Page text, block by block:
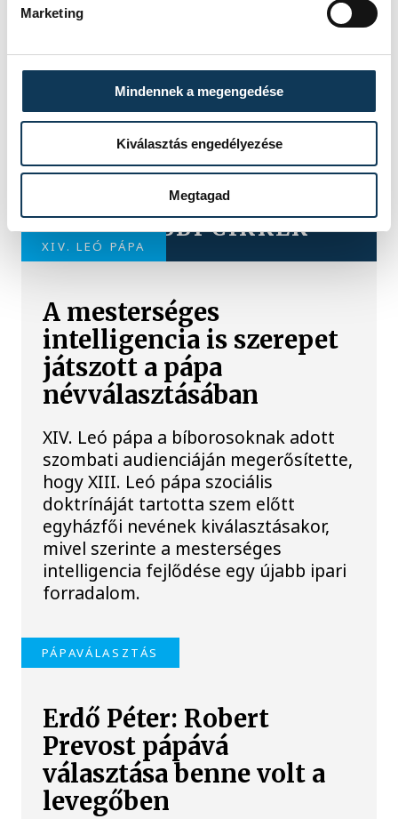
Marketing
Mindennek a megengedése
Kiválasztás engedélyezése
Megtagad
TOVÁBBI CIKKEK
XIV. LEÓ PÁPA
A mesterséges
intelligencia is szerepet
játszott a pápa
névválasztásában
XIV. Leó pápa a bíborosoknak adott
szombati audienciáján megerősítette,
hogy XIII. Leó pápa szociális
doktrínáját tartotta szem előtt
egyházfői nevének kiválasztásakor,
mivel szerinte a mesterséges
intelligencia fejlődése egy újabb ipari
forradalom.
PÁPAVÁLASZTÁS
Erdő Péter: Robert
Prevost pápává
választása benne volt a
levegőben